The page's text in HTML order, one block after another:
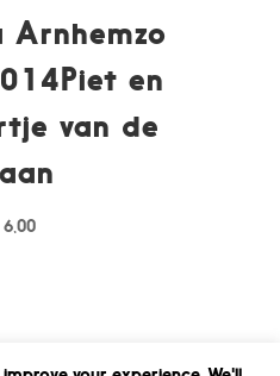
Arnhemzo
en
van de
6,00